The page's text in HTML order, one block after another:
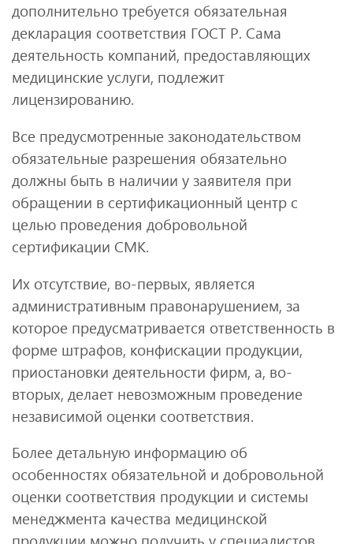
дополнительно требуется обязательная
декларация соответствия ГОСТ Р. Сама
деятельность компаний, предоставляющих
медицинские услуги, подлежит
лицензированию.
Все предусмотренные законодательством
обязательные разрешения обязательно
должны быть в наличии у заявителя при
обращении в сертификационный центр с
целью проведения добровольной
сертификации СМК.
Их отсутствие, во-первых, является
административным правонарушением, за
которое предусматривается ответственность в
форме штрафов, конфискации продукции,
приостановки деятельности фирм, а, во-
вторых, делает невозможным проведение
независимой оценки соответствия.
Более детальную информацию об
особенностях обязательной и добровольной
оценки соответствия продукции и системы
менеджмента качества медицинской